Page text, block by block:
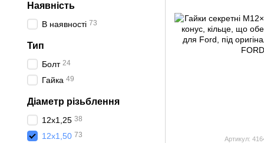
Артикул:
Наявність
В наявності 73
Тип
Болт 24
Гайка 49
Діаметр різьблення
12x1,25 38
12x1,50 73